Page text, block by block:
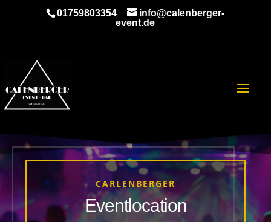
01759803354
info@calenberger-
event.de
CARLENBERGER
Eventlocation